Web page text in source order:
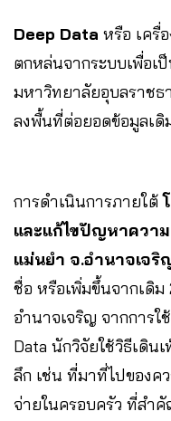
Deep Data หรือ เครื่
ตกหล่นจากระบบเพื่อเ
มหาวิทยาลัยอุบลราช
ลงพื้นที่ต่อยอดข้อมูลเดิ
การดำเนินการภายใต้
และแก้ไขปัญหาควา
แม่นยำ จ.อำนาจเจริ
ชื่อ หรือเพิ่มขึ้นจากเดิม
อำนาจเจริญ จากการใ
Data นักวิจัยใช้วิธีเดิน
ลึก เช่น ที่มาที่ไปของค
จ่ายในครอบครัว ที่สำ